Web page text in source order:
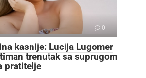
0
kasnije: Lucija Lugomer
trenutak sa suprugom
pratitelje